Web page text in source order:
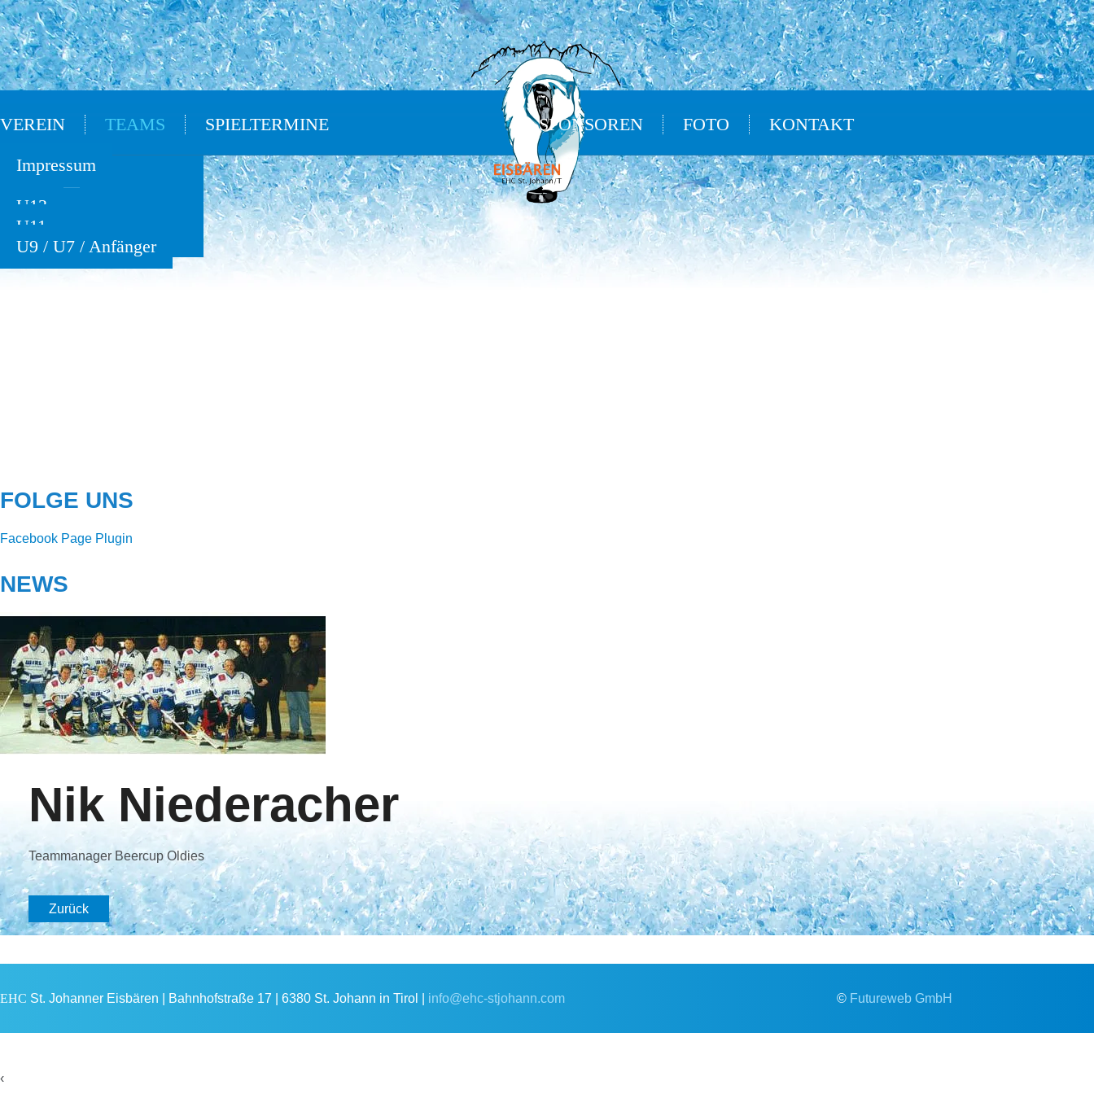
VEREIN TEAMS
Oldies
U13
U11
U9 / U7 / Anfänger
SPIELTERMINE SPONSOREN FOTO KONTAKT
Impressum
FOLGE UNS
Facebook Page Plugin
NEWS
Nik Niederacher
Teammanager Beercup Oldies
Zurück
EHC St. Johanner Eisbären | Bahnhofstraße 17 | 6380 St. Johann in Tirol | info@ehc-stjohann.com © Futureweb GmbH
‹